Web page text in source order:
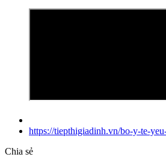
https://tiepthigiadinh.vn/bo-y-te-
Chia sẻ